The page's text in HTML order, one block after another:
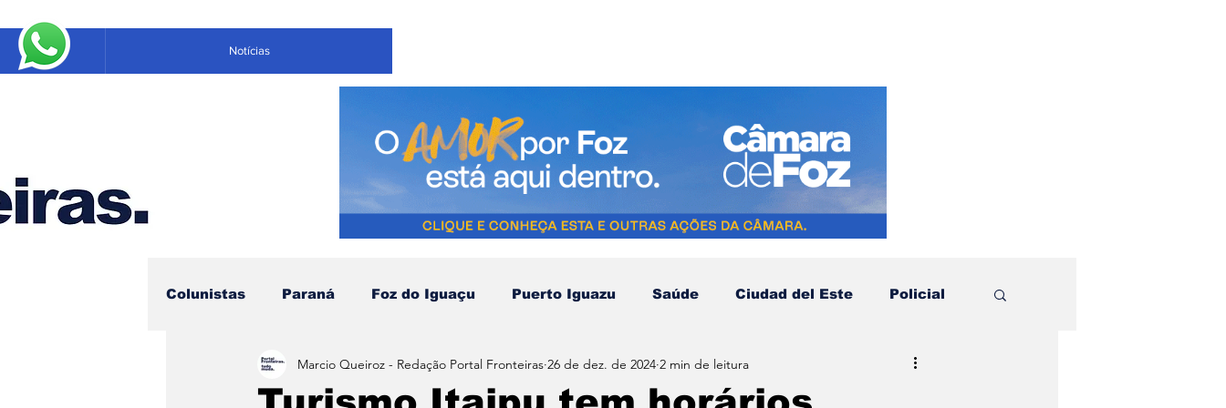
Notícias
Colunistas Paraná Foz do Iguaçu Puerto Iguazu Saúde Ciudad del Este Policial
Educação Negócios Compras no Paraguai Esporte Turismo Política
Marcio Queiroz - Redação Portal Fronteiras 26 de dez. de 2024 2 min de leitura